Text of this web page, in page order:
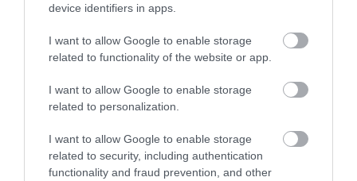
device identifiers in apps.
I want to allow Google to enable storage
related to functionality of the website or app.
I want to allow Google to enable storage
related to personalization.
I want to allow Google to enable storage
related to security, including authentication
functionality and fraud prevention, and other
Összesen 1
1 0